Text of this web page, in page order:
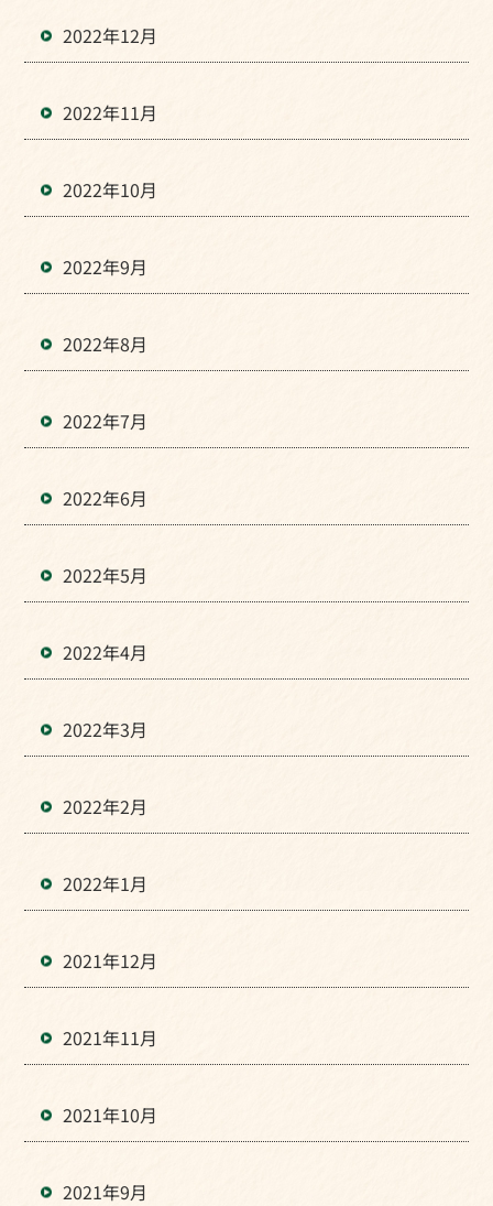
2022年12月
2022年11月
2022年10月
2022年9月
2022年8月
2022年7月
2022年6月
2022年5月
2022年4月
2022年3月
2022年2月
2022年1月
2021年12月
2021年11月
2021年10月
2021年9月